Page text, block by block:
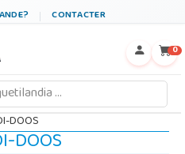
CONTACTER
0
DOOS
DOOS